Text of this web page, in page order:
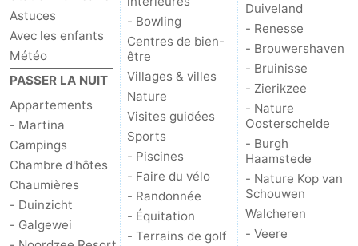
Kop
van
Schouwen
-
Veere
-
Nature
Oranjezon
-
Oostkapelle
Nature
de
-
Domburg
-
Astuces
Avec les enfants
Météo
PASSER LA NUIT
Appartements
- Martina
Campings
Chambre d'hôtes
Chaumières
- Duinzicht
- Galgewei
- Bowling
Centres de bien-
être
Villages & villes
Nature
Visites guidées
Sports
- Piscines
- Faire du vélo
- Randonnée
- Équitation
- Terrains de golf
Duiveland
- Renesse
- Brouwershaven
- Bruinisse
- Zierikzee
- Nature
Oosterschelde
- Burgh
Haamstede
- Nature Kop van
Schouwen
Walcheren
- Veere